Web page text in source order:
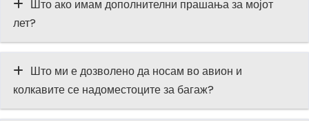
Што ако имам дополнителни прашања за мојот
лет?
Што ми е дозволено да носам во авион и
колкавите се надоместоците за багаж?